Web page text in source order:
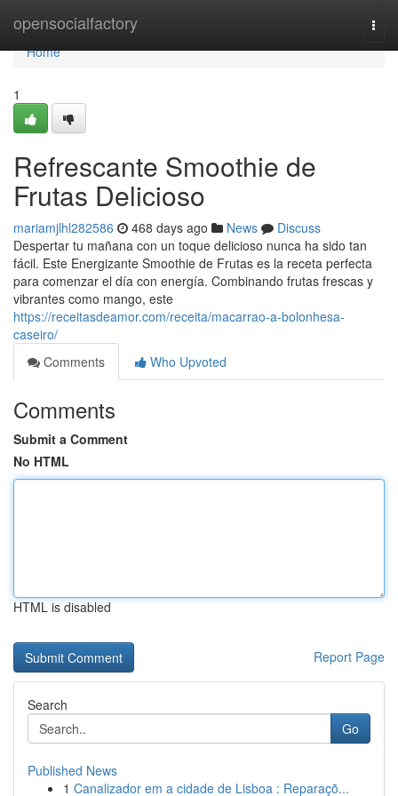
opensocialfactory
Home
Home
1
Refrescante Smoothie de
Frutas Delicioso
mariamjlhl282586 468 days ago News
Discuss
Despertar tu mañana con un toque delicioso nunca ha sido tan
fácil. Este Energizante Smoothie de Frutas es la receta perfecta
para comenzar el día con energía. Combinando frutas frescas y
vibrantes como mango, este
https://receitasdeamor.com/receita/macarrao-a-bolonhesa-
caseiro/
Comments
Who Upvoted
Comments
Submit a Comment
No HTML
HTML is disabled
Report Page
Search
Go
Published News
1 Canalizador em a cidade de Lisboa : Reparaçõ...